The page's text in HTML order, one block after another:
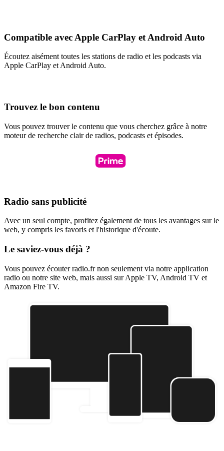
Compatible avec Apple CarPlay et Android Auto
Écoutez aisément toutes les stations de radio et les podcasts via
Apple CarPlay et Android Auto.
Trouvez le bon contenu
Vous pouvez trouver le contenu que vous cherchez grâce à notre
moteur de recherche clair de radios, podcasts et épisodes.
Radio sans publicité
Avec un seul compte, profitez également de tous les avantages sur le
web, y compris les favoris et l'historique d'écoute.
Le saviez-vous déjà ?
Vous pouvez écouter radio.fr non seulement via notre application
radio ou notre site web, mais aussi sur Apple TV, Android TV et
Amazon Fire TV.